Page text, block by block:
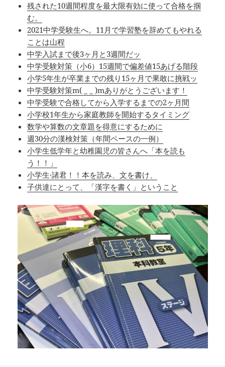
残された10週間程度を最大限有効に使って合格を掴
む。
2021中学受験生へ。11月で学習塾を辞めてもやれる
ことは山程
中学入試まで後3ヶ月と3週間だッ
中学受験対策（小6）15週間で偏差値15あげる階段
小学5年生が卒業までの残り15ヶ月で果敢に挑戦ッ
中学受験対策m( _ _ )mありがとうございます！
中学受験で合格してから入学するまでの2ヶ月間
小学校1年生から家庭教師を開始するタイミング
数学や算数の文章題を得意にするために
週30分の漢検対策（年間ペースの一例）
小学生低学年と幼稚園児の皆さんへ「本を読も
う！！」
小学生·諸君！！本を読み、文を書け、
子供達にとって、「漢字を書く」ということ